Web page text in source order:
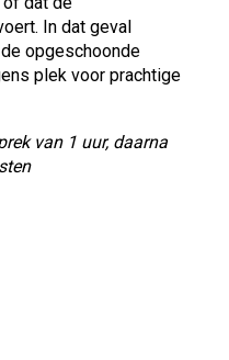
In dat geval
opgeschoonde
plek voor prachtige
van 1 uur, daarna